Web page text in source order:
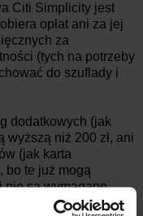
Citi Simplicity jest
opłat ani za jej
za
(tych na potrzeby
do szuflady i
dodatkowych (jak
wyższą niż 200 zł, ani
(jak karta
bo te już mogą
nie są wymagane.